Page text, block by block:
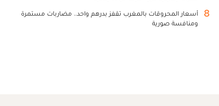
8
أسعار المحروقات بالمغرب تقفز بدرهم واحد.. مضاربات مستمرة
ومنافسة صورية